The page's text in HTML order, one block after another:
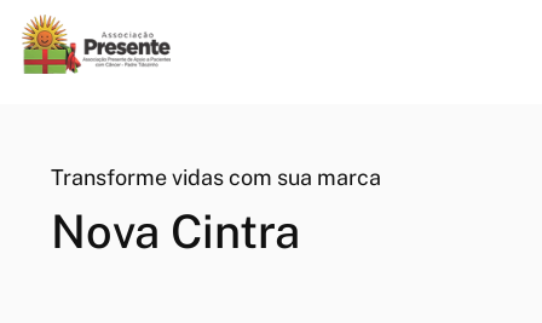
Transforme vidas com sua marca
Nova Cintra